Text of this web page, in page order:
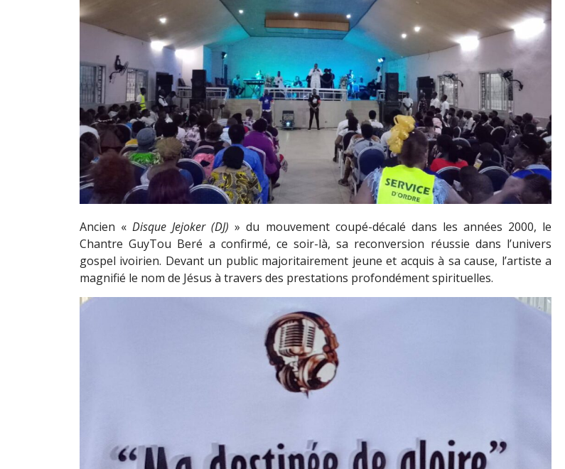
Ancien «Disque Jejoker (DJ)» du mouvement coupé-décalé dans les années 2000, le
Chantre GuyTou Beré a confirmé, ce soir-là, sa reconversion réussie dans l’univers
gospel ivoirien. Devant un public majoritairement jeune et acquis à sa cause, l’artiste a
magnifié le nom de Jésus à travers des prestations profondément spirituelles.